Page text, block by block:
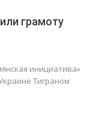
грамоту
инициатива»
Тиграном